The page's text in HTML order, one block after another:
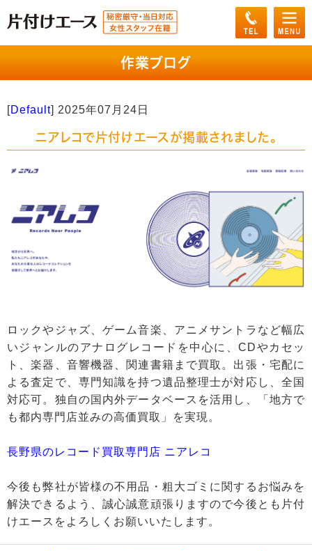
作業ブログ
[Default] 2025年07月24日
ニアレコで片付けエースが掲載されました。
ロックやジャズ、ゲーム音楽、アニメサントラなど幅広
いジャンルのアナログレコードを中心に、CDやカセッ
ト、楽器、音響機器、関連書籍まで買取。出張・宅配に
よる査定で、専門知識を持つ遺品整理士が対応し、全国
対応可。独自の国内外データベースを活用し、「地方で
も都内専門店並みの高価買取」を実現。
長野県のレコード買取専門店 ニアレコ
今後も弊社が皆様の不用品・粗大ゴミに関するお悩みを
解決できるよう、誠心誠意頑張りますので今後とも片付
けエースをよろしくお願いいたします。